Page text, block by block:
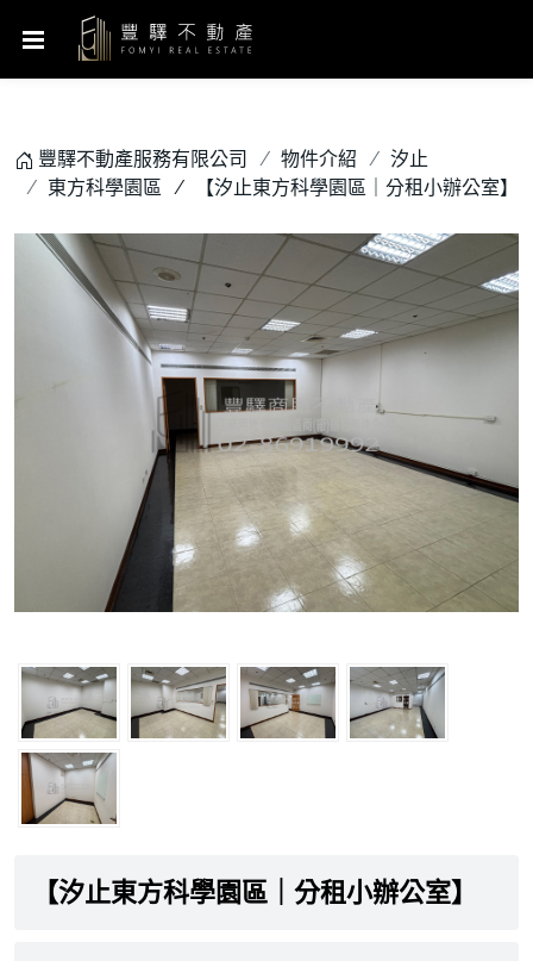
豐驛不動產服務有限公司 物件介紹
汐止
東方科學園區
【汐止東方科學園區｜分租小辦公室】
【汐止東方科學園區｜分租小辦公室】